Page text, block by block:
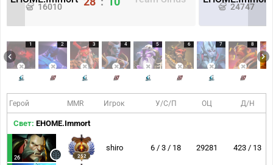
16010 24747
1 2 3 4 5 6 7 8
Герой MMR Игрок У/С/П ОЦ Д/Н
Свет: EHOME.Immort
26 252
shiro 6 / 3 / 18 29281 423 / 13